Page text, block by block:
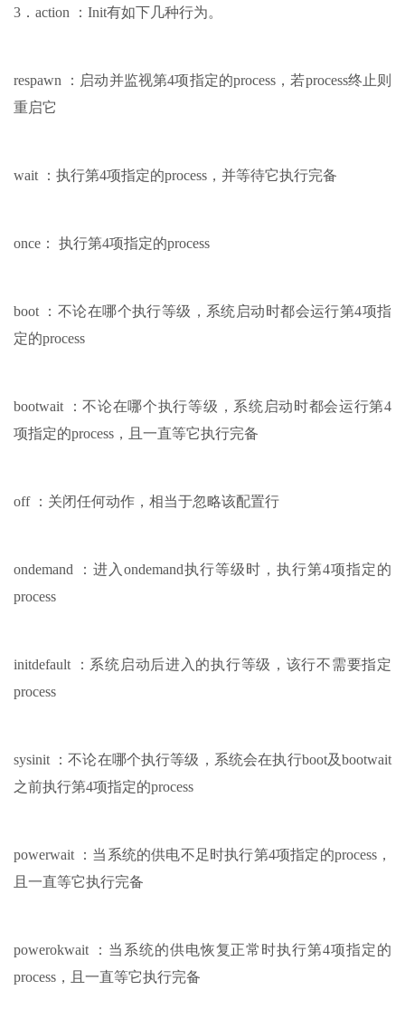
3．action ：Init有如下几种行为。
respawn ：启动并监视第4项指定的process，若process终止则
重启它
wait ：执行第4项指定的process，并等待它执行完备
once： 执行第4项指定的process
boot ：不论在哪个执行等级，系统启动时都会运行第4项指
定的process
bootwait ：不论在哪个执行等级，系统启动时都会运行第4
项指定的process，且一直等它执行完备
off ：关闭任何动作，相当于忽略该配置行
ondemand ：进入ondemand执行等级时，执行第4项指定的
process
initdefault ：系统启动后进入的执行等级，该行不需要指定
process
sysinit ：不论在哪个执行等级，系统会在执行boot及bootwait
之前执行第4项指定的process
powerwait ：当系统的供电不足时执行第4项指定的process，
且一直等它执行完备
powerokwait ：当系统的供电恢复正常时执行第4项指定的
process，且一直等它执行完备